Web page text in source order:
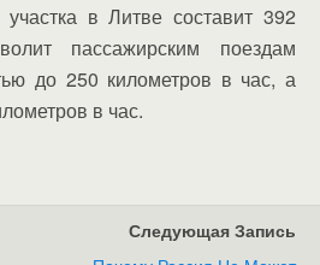
участка в Литве составит 392
пассажирским поездам
до 250 километров в час, а
в час.
Следующая Запись